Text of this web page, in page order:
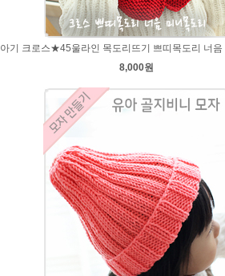
아기 크로스★45울라인 목도리뜨기 쁘띠목도리 너음
8,000원